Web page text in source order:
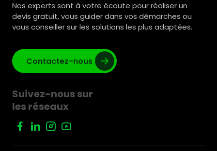
Nos experts sont à votre écoute pour réaliser un
devis gratuit, vous guider dans vos démarches ou
vous conseiller sur les solutions les plus adaptées.
Contactez-nous
Suivez-nous sur
les réseaux